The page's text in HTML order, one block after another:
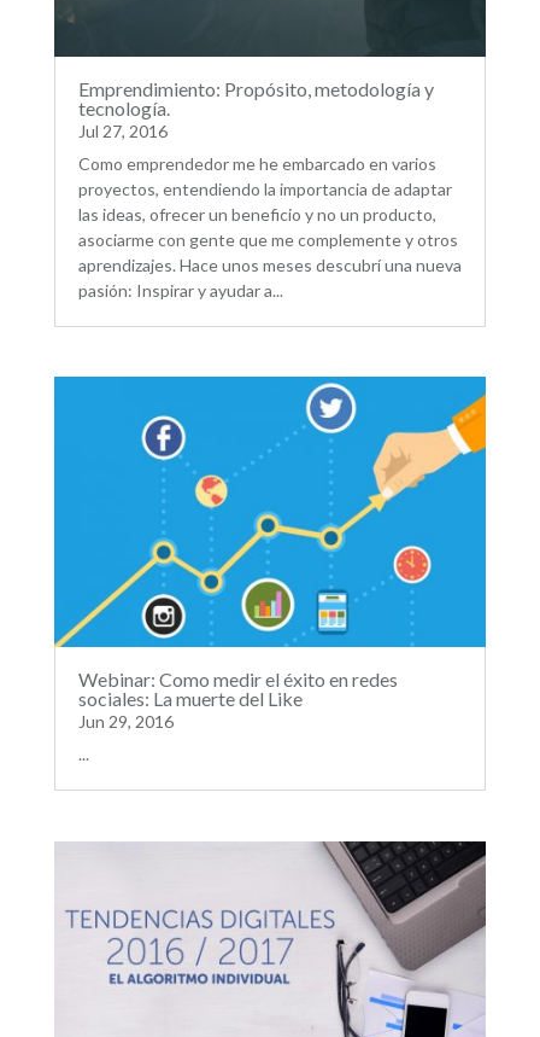
Emprendimiento: Propósito, metodología y
tecnología.
Jul 27, 2016
Como emprendedor me he embarcado en varios
proyectos, entendiendo la importancia de adaptar
las ideas, ofrecer un beneficio y no un producto,
asociarme con gente que me complemente y otros
aprendizajes. Hace unos meses descubrí una nueva
pasión: Inspirar y ayudar a...
Webinar: Como medir el éxito en redes
sociales: La muerte del Like
Jun 29, 2016
...